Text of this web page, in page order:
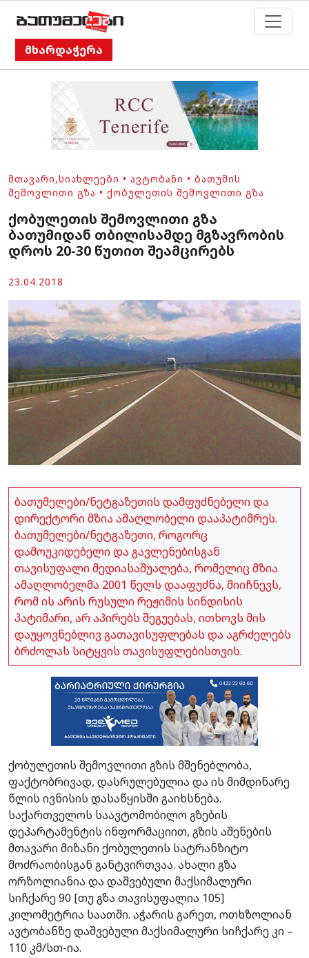
მხარდაჭერა
ᲛᲗᲐᲕᲐᲠᲘ,ᲡᲘᲐᲮᲚᲔᲔᲑᲘ • ᲐᲕᲢᲝᲑᲐᲜᲘ • ᲑᲐᲗᲣᲛᲘᲡ
ᲨᲔᲛᲝᲕᲚᲘᲗᲘ ᲒᲖᲐ • ᲥᲝᲑᲣᲚᲔᲗᲘᲡ ᲨᲔᲛᲝᲕᲚᲘᲗᲘ ᲒᲖᲐ
ქობულეთის შემოვლითი გზა
ბათუმიდან თბილისამდე მგზავრობის
დროს 20-30 წუთით შეამცირებს
23.04.2018
ბათუმელები/ნეტგაზეთის დამფუძნებელი და
დირექტორი მზია ამაღლობელი დააპატიმრეს.
ბათუმელები/ნეტგაზეთი, როგორც
დამოუკიდებელი და გავლენებისგან
თავისუფალი მედიასაშუალება, რომელიც მზია
ამაღლობელმა 2001 წელს დააფუძნა, მიიჩნევს,
რომ ის არის რუსული რეჟიმის სინდისის
პატიმარი, არ აპირებს შეგუებას, ითხოვს მის
დაუყოვნებლივ გათავისუფლებას და აგრძელებს
ბრძოლას სიტყვის თავისუფლებისთვის.
ქობულეთის შემოვლითი გზის მშენებლობა,
ფაქტობრივად, დასრულებულია და ის მიმდინარე
წლის ივნისის დასაწყისში გაიხსნება.
საქართველოს საავტომობილო გზების
დეპარტამენტის ინფორმაციით, გზის აშენების
მთავარი მიზანი ქობულეთის სატრანზიტო
მოძრაობისგან განტვირთვაა. ახალი გზა
ორზოლიანია და დაშვებული მაქსიმალური
სიჩქარე 90 [თუ გზა თავისუფალია 105]
კილომეტრია საათში. აჭარის გარეთ, ოთხზოლიან
ავტობანზე დაშვებული მაქსიმალური სიჩქარე კი –
110 კმ/სთ-ია.